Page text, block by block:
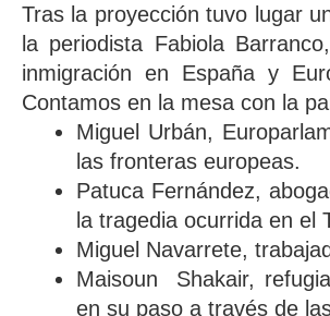
Tras la proyección tuvo lugar
la periodista Fabiola
inmigración en España y
Contamos en la mesa con la
Miguel Urbán,
las fronteras europeas.
Patuca Fernández,
la tragedia ocurrida en el
Miguel Navarrete,
Maisoun Shakair,
en su paso a través de